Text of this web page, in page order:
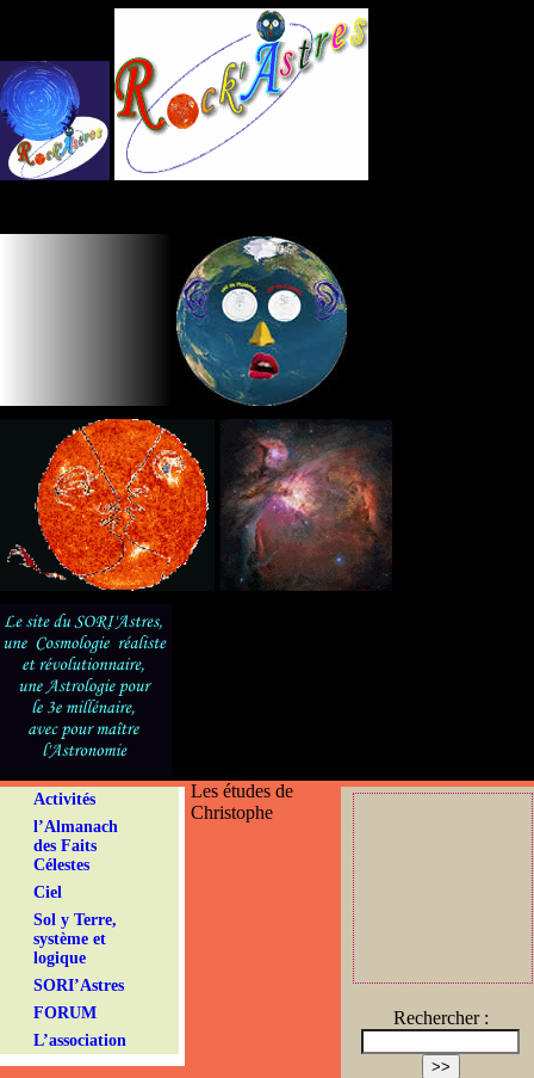
Activités
l’Almanach
des Faits
Célestes
Ciel
Sol y Terre,
système et
logique
SORI’Astres
FORUM
L’association
Rechercher :
Les études de
Christophe
Panneau de gestion des cookies